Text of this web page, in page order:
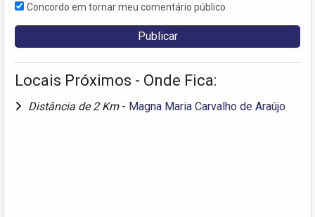
Concordo em tornar meu comentário público
Locais Próximos - Onde Fica:
Distância de 2 Km - Magna Maria Carvalho de Araújo